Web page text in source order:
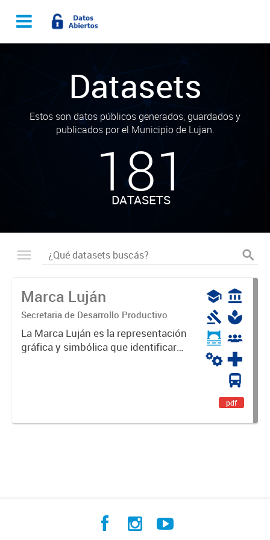
Datasets
Estos son datos públicos generados, guardados y
publicados por el Municipio de Lujan.
181
DATASETS
Marca Luján
Secretaria de Desarrollo Productivo
La Marca Luján es la representación
gráfica y simbólica que identificará
pdf